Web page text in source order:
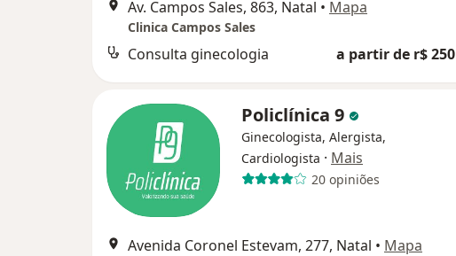
Av. Campos Sales, 863, Natal • Mapa
Clinica Campos Sales
Consulta ginecologia a partir de r$ 250
Policlínica 9
Ginecologista, Alergista,
Cardiologista · Mais
20 opiniões
Avenida Coronel Estevam, 277, Natal • Mapa